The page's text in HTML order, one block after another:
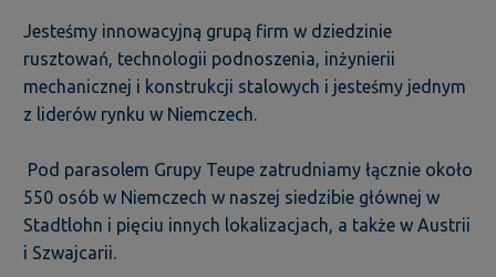
Jesteśmy innowacyjną grupą firm w dziedzinie
rusztowań, technologii podnoszenia, inżynierii
mechanicznej i konstrukcji stalowych i jesteśmy jednym
z liderów rynku w Niemczech.
Pod parasolem Grupy Teupe zatrudniamy łącznie około
550 osób w Niemczech w naszej siedzibie głównej w
Stadtlohn i pięciu innych lokalizacjach, a także w Austrii
i Szwajcarii.